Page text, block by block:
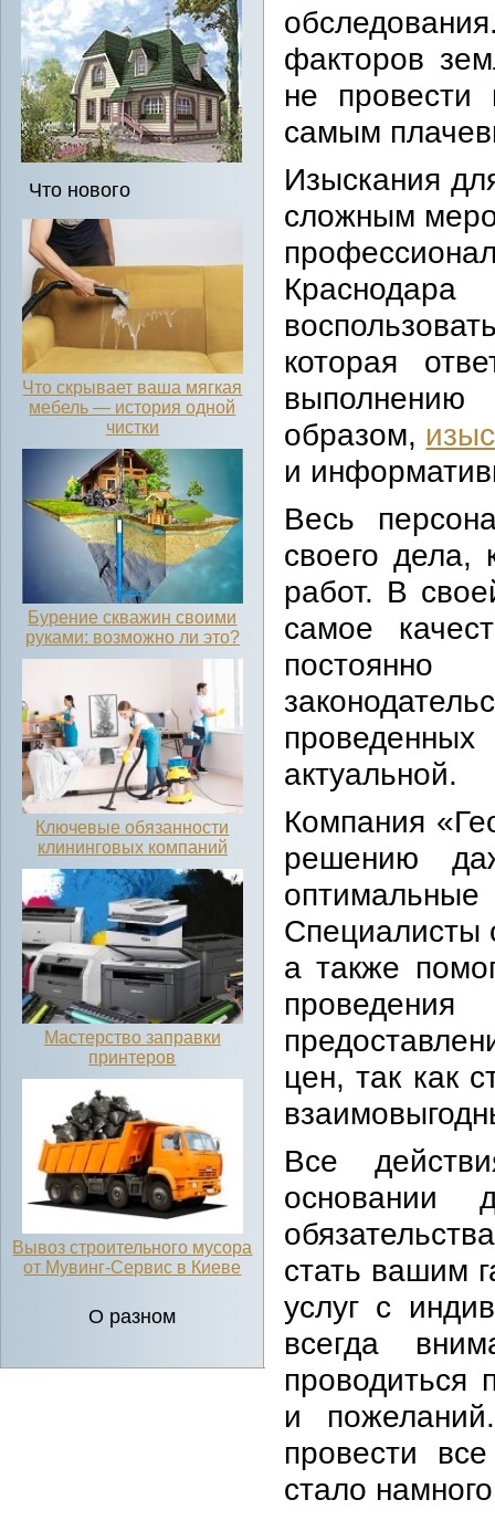
Что нового
Что скрывает ваша мягкая
мебель — история одной
чистки
Бурение скважин своими
руками: возможно ли это?
Ключевые обязанности
клининговых компаний
Мастерство заправки
принтеров
Вывоз строительного мусора
от Мувинг-Сервис в Киеве
О разном
факторов
не провести
самым
Изыскания
сложным
которая
образом,
и
Весь
своего дела,
работ. В
самое
актуальной.
Компания
решению
Специалисты
а также
цен, так как
Все
основании
стать вашим
услуг с
всегда
проводиться
и
провести
стало